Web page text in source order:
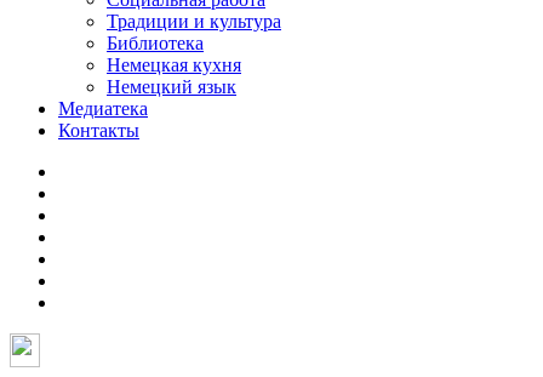
Традиции и культура
Библиотека
Немецкая кухня
Немецкий язык
Медиатека
Контакты